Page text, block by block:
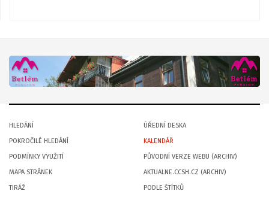
HLEDÁNÍ
POKROČILÉ HLEDÁNÍ
PODMÍNKY VYUŽITÍ
MAPA STRÁNEK
TIRÁŽ
ÚŘEDNÍ DESKA
KALENDÁŘ
PŮVODNÍ VERZE WEBU (ARCHIV)
AKTUALNE.CCSH.CZ (ARCHIV)
PODLE ŠTÍTKŮ